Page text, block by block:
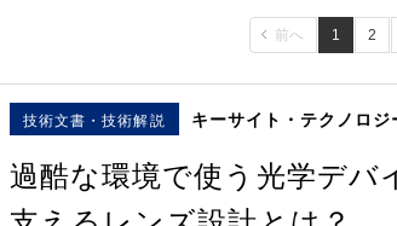
前へ 1 2
技術文書・技術解説 キーサイト・テクノロジ
過酷な環境で使う光学デバ